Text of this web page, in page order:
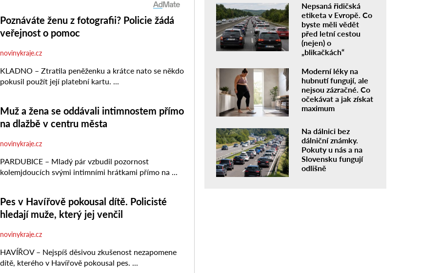
Nepsaná řidičská
etiketa v Evropě. Co
byste měli vědět
před letní cestou
(nejen) o
„blikačkách“
Moderní léky na
hubnutí fungují, ale
nejsou zázračné. Co
očekávat a jak získat
maximum
Na dálnici bez
dálniční známky.
Pokuty u nás a na
Slovensku fungují
odlišně